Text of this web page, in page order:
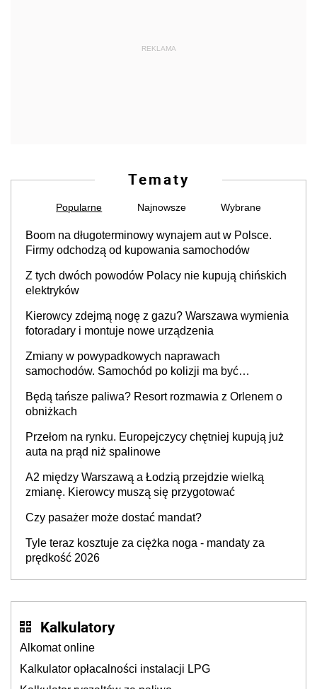
REKLAMA
Tematy
Popularne Najnowsze Wybrane
Boom na długoterminowy wynajem aut w Polsce.
Firmy odchodzą od kupowania samochodów
Z tych dwóch powodów Polacy nie kupują chińskich
elektryków
Kierowcy zdejmą nogę z gazu? Warszawa wymienia
fotoradary i montuje nowe urządzenia
Zmiany w powypadkowych naprawach
samochodów. Samochód po kolizji ma być
producenta
Będą tańsze paliwa? Resort rozmawia z Orlenem o
obniżkach
Przełom na rynku. Europejczycy chętniej kupują już
auta na prąd niż spalinowe
A2 między Warszawą a Łodzią przejdzie wielką
zmianę. Kierowcy muszą się przygotować
Czy pasażer może dostać mandat?
Tyle teraz kosztuje za ciężka noga - mandaty za
prędkość 2026
Kalkulatory
Alkomat online
Kalkulator opłacalności instalacji LPG